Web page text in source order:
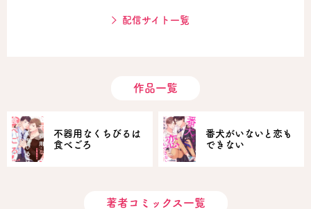
配信サイト一覧
作品一覧
不器用なくちびるは
食べごろ
番犬がいないと恋も
できない
著者コミックス一覧